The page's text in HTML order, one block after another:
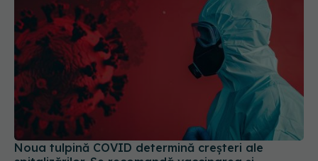
Noua tulpină COVID determină creșteri ale